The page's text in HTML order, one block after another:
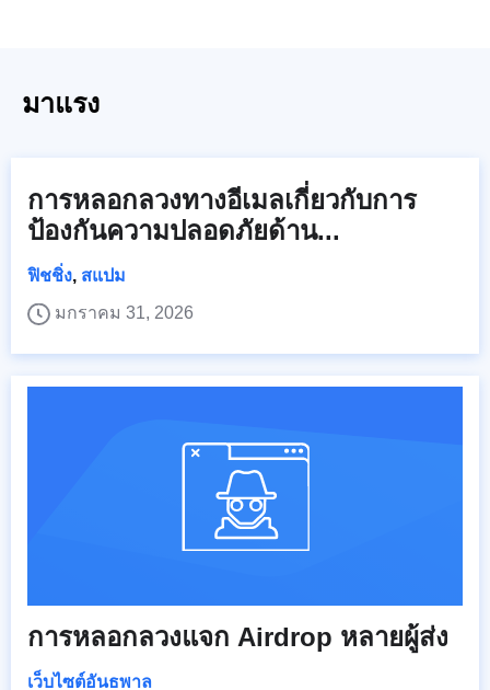
มาแรง
การหลอกลวงทางอีเมลเกี่ยวกับการ
ป้องกันความปลอดภัยด้าน...
ฟิชชิ่ง, สแปม
มกราคม 31, 2026
การหลอกลวงแจก Airdrop หลายผู้ส่ง
เว็บไซต์อันธพาล